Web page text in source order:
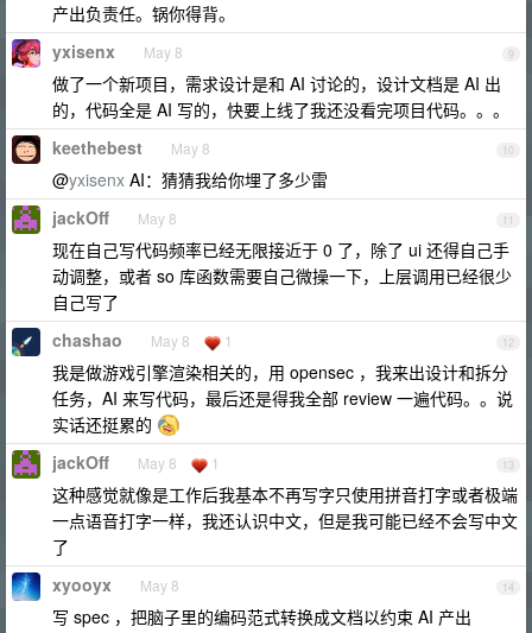
产出负责任。锅你得背。
9
yxisenx May 8
做了一个新项目，需求设计是和 AI 讨论的，设计文档是 AI 出
的，代码全是 AI 写的，快要上线了我还没看完项目代码。。。
10
keethebest May 8
@yxisenx AI：猜猜我给你埋了多少雷
11
jackOff May 8
现在自己写代码频率已经无限接近于 0 了，除了 ui 还得自己手
动调整，或者 so 库函数需要自己微操一下，上层调用已经很少
自己写了
12
chashao May 8 1
我是做游戏引擎渲染相关的，用 opensec ，我来出设计和拆分
任务，AI 来写代码，最后还是得我全部 review 一遍代码。。说
实话还挺累的
13
jackOff May 8 1
这种感觉就像是工作后我基本不再写字只使用拼音打字或者极端
一点语音打字一样，我还认识中文，但是我可能已经不会写中文
了
14
xyooyx May 8
写 spec ，把脑子里的编码范式转换成文档以约束 AI 产出